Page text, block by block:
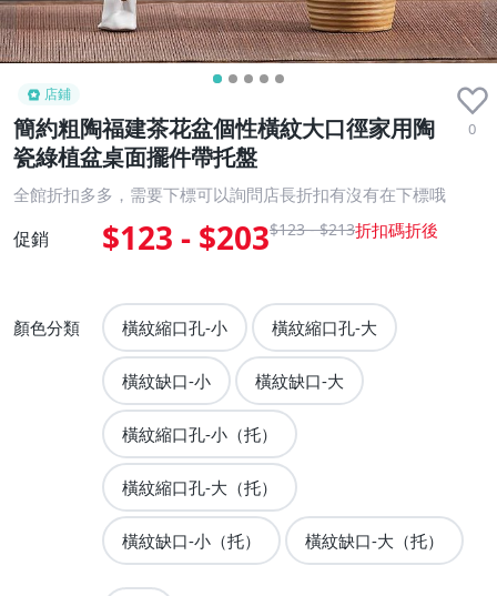
店鋪
簡約粗陶福建茶花盆個性橫紋大口徑家用陶
瓷綠植盆桌面擺件帶托盤
0
全館折扣多多，需要下標可以詢問店長折扣有沒有在下標哦
促銷 $123 - $203$123 - $213
顏色分類 橫紋縮口孔-小 橫紋縮口孔-大
橫紋缺口-小 橫紋缺口-大
橫紋縮口孔-小（托）
橫紋縮口孔-大（托）
橫紋缺口-小（托） 橫紋缺口-大（托）